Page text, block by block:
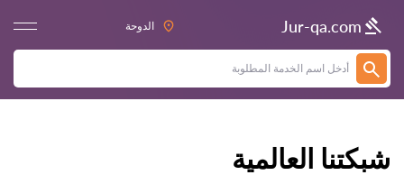
Jur-qa.com الدوحة
شبكتنا العالمية